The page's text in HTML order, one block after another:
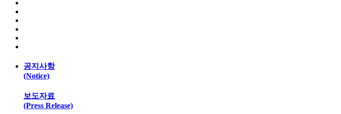
공지사항
(Notice)
보도자료
(Press Release)